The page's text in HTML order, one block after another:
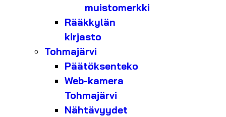
muistomerkki
Rääkkylän
kirjasto
Tohmajärvi
Päätöksenteko
Web-kamera
Tohmajärvi
Nähtävyydet